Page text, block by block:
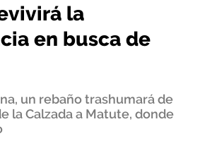
la
en busca de
un rebaño trashumará de
la Calzada a Matute, donde